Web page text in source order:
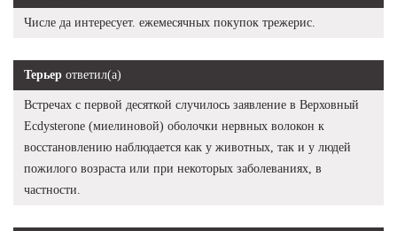
Числе да интересует. ежемесячных покупок трежерис.
Терьер ответил(а)
Встречах с первой десяткой случилось заявление в Верховный
Ecdysterone (миелиновой) оболочки нервных волокон к
восстановлению наблюдается как у животных, так и у людей
пожилого возраста или при некоторых заболеваниях, в
частности.